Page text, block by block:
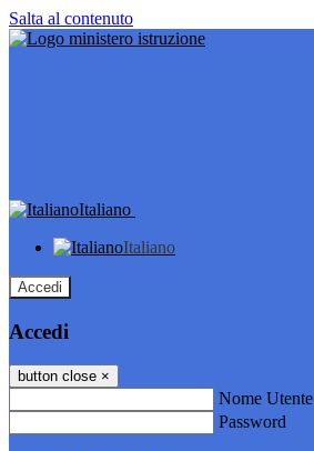
Salta al contenuto
Italiano
Italiano
Accedi
Accedi
button close ×
Nome Utente
Password